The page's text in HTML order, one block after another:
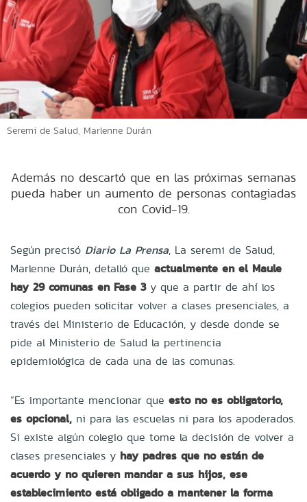
Seremi de Salud, Marlenne Durán
Además no descartó que en las próximas semanas
pueda haber un aumento de personas contagiadas
con Covid-19.
Según precisó Diario La Prensa, La seremi de Salud,
Marlenne Durán, detalló que actualmente en el Maule
hay 29 comunas en Fase 3y que a partir de ahí los
colegios pueden solicitar volver a clases presenciales, a
través del Ministerio de Educación, y desde donde se
pide al Ministerio de Salud la pertinencia
epidemiológica de cada una de las comunas.
“Es importante mencionar que esto no es obligatorio,
es opcional, ni para las escuelas ni para los apoderados.
Si existe algún colegio que tome la decisión de volver a
clases presenciales y hay padres que no están de
acuerdo y no quieren mandar a sus hijos, ese
establecimiento está obligado a mantener la forma